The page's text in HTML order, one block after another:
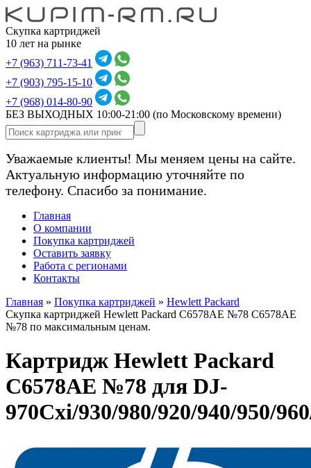
Скупка картриджей
10 лет на рынке
+7 (963) 711-73-41
+7 (903) 795-15-10
+7 (968) 014-80-90
БЕЗ ВЫХОДНЫХ 10:00-21:00 (по Московскому времени)
Уважаемые клиенты! Мы меняем цены на сайте.
Актуальную информацию уточняйте по
телефону. Спасибо за понимание.
Главная
О компании
Покупка картриджей
Оставить заявку
Работа с регионами
Контакты
Главная » Покупка картриджей » Hewlett Packard
Скупка картриджей Hewlett Packard C6578AE №78 C6578AE
№78 по максимальным ценам.
Картридж Hewlett Packard
C6578AE №78 для DJ-
970Cxi/930/980/920/940/950/